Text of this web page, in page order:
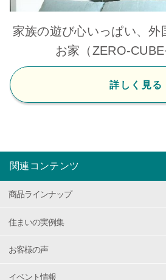
家族の遊び心いっぱい、外
お家（ZERO-
詳しく見る
関連コンテンツ
商品ラインナップ
住まいの実例集
お客様の声
イベント情報